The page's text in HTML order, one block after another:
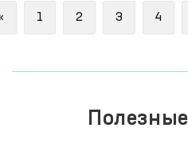
Previous
1 2 3 4